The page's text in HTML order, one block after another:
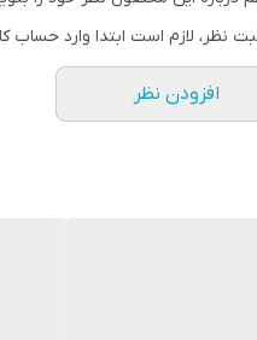
نظر، لازم است ابتدا وارد حساب
افزودن نظر